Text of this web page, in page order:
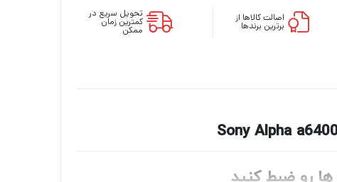
اصالت کالاها از
برترین برندها
تحویل سریع در
کمترین زمان
ممکن